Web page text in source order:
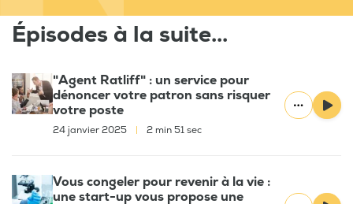
Épisodes à la suite...
"Agent Ratliff" : un service pour
dénoncer votre patron sans risquer
votre poste
24 janvier 2025 2 min 51 sec
Vous congeler pour revenir à la vie :
une start-up vous propose une